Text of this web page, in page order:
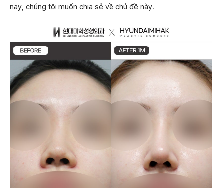
nay, chúng tôi muốn chia sẻ về chủ đề này.